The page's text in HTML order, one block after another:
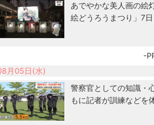
あでやかな美人画の
絵どうろうまつり」7
-
月05日(水)
警察官としての知識・
もに記者が訓練など